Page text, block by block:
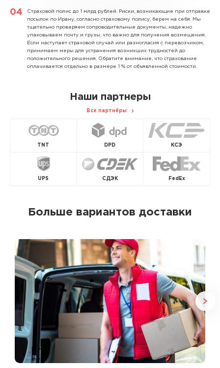
Страховой полис до 1 млрд рублей. Риски, возникающие при отправке
посылок по Ирану, согласно страховому полису, берем на себя. Мы
тщательно проверяем сопроводительные документы, надежно
упаковываем почту и грузы, что важно для получения возмещения.
Если наступает страховой случай или разногласия с перевозчиком,
принимаем меры для устранения возникших трудностей до
положительного решения. Обратите внимание, что страхование
оплачивается отдельно в размере 1 % от объявленной стоимости.
Наши партнеры
Все партнёры
TNT DPD КСЭ
UPS СДЭК FedEx
Больше вариантов доставки